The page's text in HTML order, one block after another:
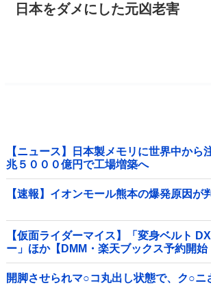
日本をダメにした元凶老害
【ニュース】日本製メモリに世界中から
兆５０００億円で工場増築へ
【速報】イオンモール熊本の爆発原因が
【仮面ライダーマイス】「変身ベルト
ー」ほか【DMM・楽天ブックス予約開始
開脚させられマ○コ丸出し状態で、ク○ニ